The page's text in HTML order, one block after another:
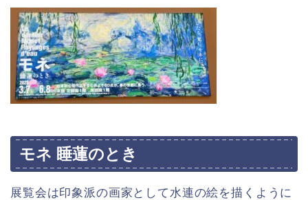
モネ 睡蓮のとき
展覧会は印象派の画家として水連の絵を描くように